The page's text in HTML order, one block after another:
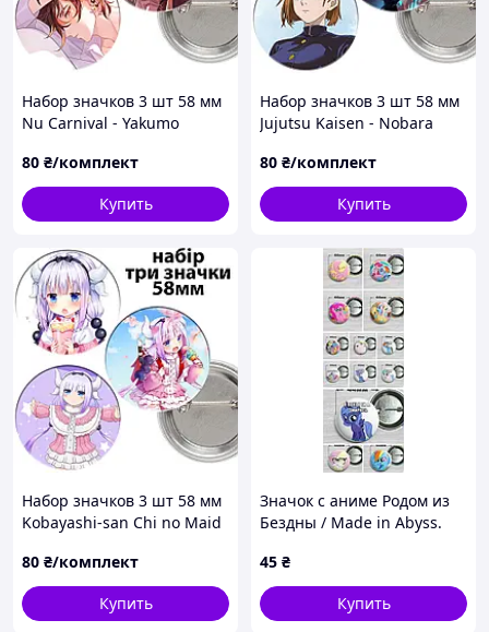
Набор значков 3 шт 58 мм
Nu Carnival - Yakumo
80 ₴/комплект
Купить
Набор значков 3 шт 58 мм
Jujutsu Kaisen - Nobara
80 ₴/комплект
Купить
Набор значков 3 шт 58 мм
Kobayashi-san Chi no Maid
80 ₴/комплект
Купить
Значок с аниме Родом из
Бездны / Made in Abyss.
45 ₴
Купить